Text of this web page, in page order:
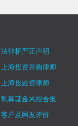
法律桥严正声明
上海投资并购律师
上海投融资律师
私募基金风控合集
客户及网友评价